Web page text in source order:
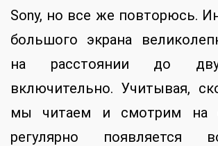
Sony, но все же повторюсь.
большого экрана
на расстоянии до
включительно. Учитывая,
мы читаем и смотрим на
регулярно появляется